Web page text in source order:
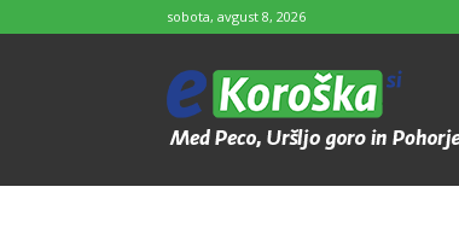
sobota, avgust 8, 2026
e-
Koroška